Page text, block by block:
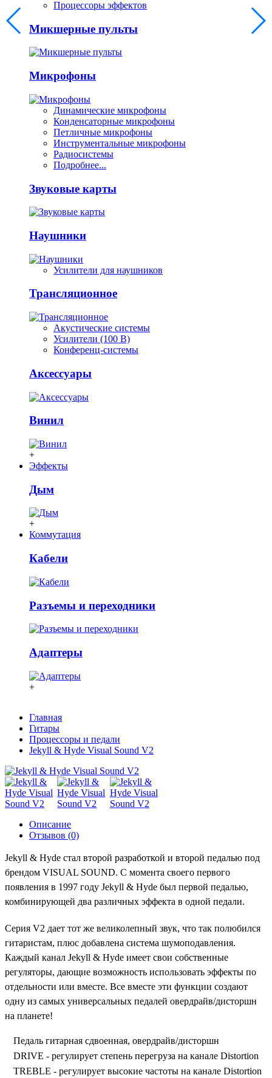
Процессоры эффектов
Микшерные пульты
Микрофоны
Динамические микрофоны
Конденсаторные микрофоны
Петличные микрофоны
Инструментальные микрофоны
Радиосистемы
Подробнее...
Звуковые карты
Наушники
Усилители для наушников
Трансляционное
Акустические системы
Усилители (100 В)
Конференц-системы
Аксессуары
Винил
+
Эффекты
Дым
+
Коммутация
Кабели
Разъемы и переходники
Адаптеры
+
Главная
Гитары
Процессоры и педали
Jekyll & Hyde Visual Sound V2
Описание
Отзывов (0)
Jekyll & Hyde стал второй разработкой и второй педалью под
брендом VISUAL SOUND. С момента своего первого
появления в 1997 году Jekyll & Hyde был первой педалью,
комбинирующей два различных эффекта в одной педали.
Серия V2 дает тот же великолепный звук, что так полюбился
гитаристам, плюс добавлена система шумоподавления.
Каждый канал Jekyll & Hyde имеет свои собственные
регуляторы, дающие возможность использовать эффекты по
отдельности или вместе. Все вместе эти функции создают
одну из самых универсальных педалей овердрайв/дисторшн
на планете!
Педаль гитарная сдвоенная, овердрайв/дисторшн
DRIVE - регулирует степень перегруза на канале Distortion
TREBLE - регулирует высокие частоты на канале Distortion